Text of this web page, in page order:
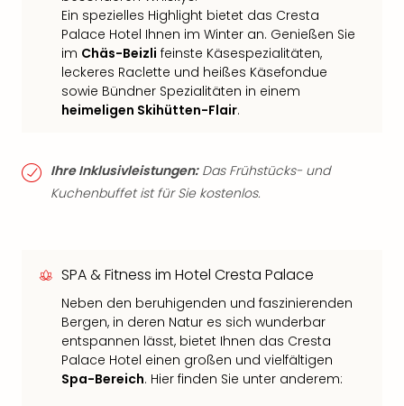
Ein spezielles Highlight bietet das Cresta
Palace Hotel Ihnen im Winter an. Genießen Sie
im Chäs-Beizli feinste Käsespezialitäten,
leckeres Raclette und heißes Käsefondue
sowie Bündner Spezialitäten in einem
heimeligen Skihütten-Flair.
Ihre Inklusivleistungen:Das Frühstücks- und
Kuchenbuffet ist für Sie kostenlos.
SPA & Fitness im Hotel Cresta Palace
Neben den beruhigenden und faszinierenden
Bergen, in deren Natur es sich wunderbar
entspannen lässt, bietet Ihnen das Cresta
Palace Hotel einen großen und vielfältigen
Spa-Bereich. Hier finden Sie unter anderem: